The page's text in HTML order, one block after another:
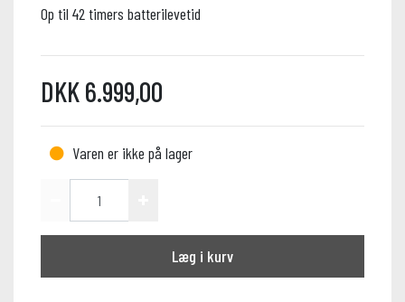
Op til 42 timers batterilevetid
DKK 6.999,00
Varen er ikke på lager
Læg i kurv